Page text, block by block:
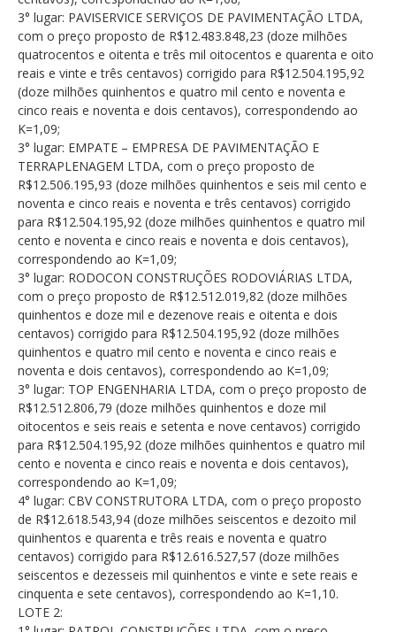
3° lugar: PAVISERVICE SERVIÇOS DE PAVIMENTAÇÃO LTDA,
com o preço proposto de R$12.483.848,23 (doze milhões
quatrocentos e oitenta e três mil oitocentos e quarenta e oito
reais e vinte e três centavos) corrigido para R$12.504.195,92
(doze milhões quinhentos e quatro mil cento e noventa e
cinco reais e noventa e dois centavos), correspondendo ao
K=1,09;
3° lugar: EMPATE – EMPRESA DE PAVIMENTAÇÃO E
TERRAPLENAGEM LTDA, com o preço proposto de
R$12.506.195,93 (doze milhões quinhentos e seis mil cento e
noventa e cinco reais e noventa e três centavos) corrigido
para R$12.504.195,92 (doze milhões quinhentos e quatro mil
cento e noventa e cinco reais e noventa e dois centavos),
correspondendo ao K=1,09;
3° lugar: RODOCON CONSTRUÇÕES RODOVIÁRIAS LTDA,
com o preço proposto de R$12.512.019,82 (doze milhões
quinhentos e doze mil e dezenove reais e oitenta e dois
centavos) corrigido para R$12.504.195,92 (doze milhões
quinhentos e quatro mil cento e noventa e cinco reais e
noventa e dois centavos), correspondendo ao K=1,09;
3° lugar: TOP ENGENHARIA LTDA, com o preço proposto de
R$12.512.806,79 (doze milhões quinhentos e doze mil
oitocentos e seis reais e setenta e nove centavos) corrigido
para R$12.504.195,92 (doze milhões quinhentos e quatro mil
cento e noventa e cinco reais e noventa e dois centavos),
correspondendo ao K=1,09;
4° lugar: CBV CONSTRUTORA LTDA, com o preço proposto
de R$12.618.543,94 (doze milhões seiscentos e dezoito mil
quinhentos e quarenta e três reais e noventa e quatro
centavos) corrigido para R$12.616.527,57 (doze milhões
seiscentos e dezesseis mil quinhentos e vinte e sete reais e
cinquenta e sete centavos), correspondendo ao K=1,10.
LOTE 2: